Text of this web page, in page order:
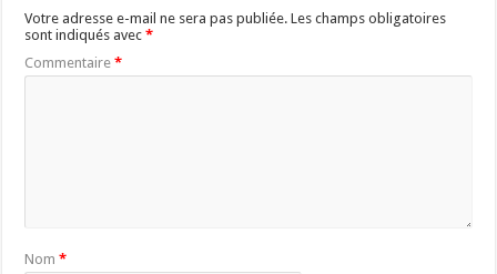
Votre adresse e-mail ne sera pas publiée. Les champs obligatoires
sont indiqués avec*
Commentaire*
Nom*